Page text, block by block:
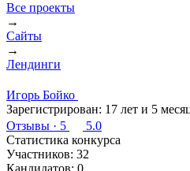
Все проекты
→
Сайты
→
Лендинги
Игорь Бойко
Зарегистрирован: 17 лет и 5
Отзывы · 5
5.0
Статистика конкурса
Участников: 32
Кандидатов: 0